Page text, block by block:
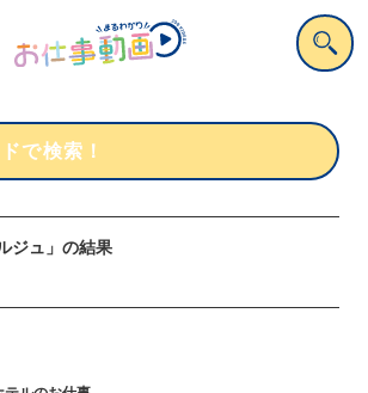
ジュ」 の結果